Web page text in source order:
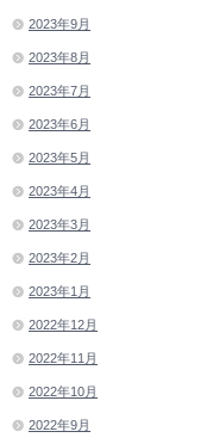
2023年9月
2023年8月
2023年7月
2023年6月
2023年5月
2023年4月
2023年3月
2023年2月
2023年1月
2022年12月
2022年11月
2022年10月
2022年9月